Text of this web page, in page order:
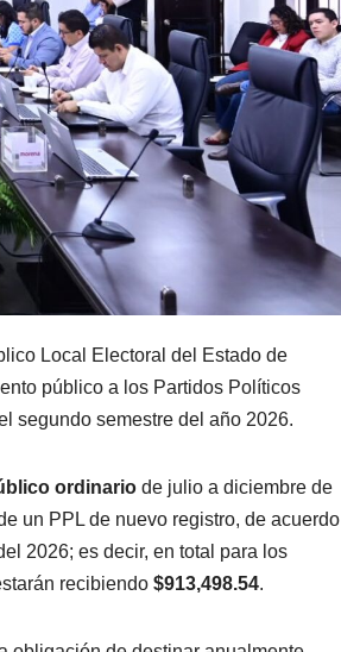
Local Electoral del Estado de
público a los Partidos Políticos
segundo semestre del año 2026.
ordinario de julio a diciembre de
un PPL de nuevo registro, de acuerdo
2026; es decir, en total para los
recibiendo $913,498.54.